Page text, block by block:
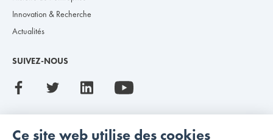
Innovation & Recherche
Actualités
SUIVEZ-NOUS
Ce site web utilise des cookies